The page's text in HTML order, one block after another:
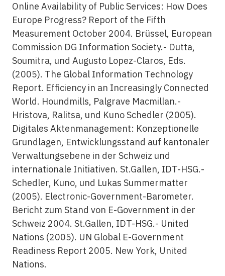
Online Availability of Public Services: How Does
Europe Progress? Report of the Fifth
Measurement October 2004. Brüssel, European
Commission DG Information Society.- Dutta,
Soumitra, und Augusto Lopez-Claros, Eds.
(2005). The Global Information Technology
Report. Efficiency in an Increasingly Connected
World. Houndmills, Palgrave Macmillan.-
Hristova, Ralitsa, und Kuno Schedler (2005).
Digitales Aktenmanagement: Konzeptionelle
Grundlagen, Entwicklungsstand auf kantonaler
Verwaltungsebene in der Schweiz und
internationale Initiativen. St.Gallen, IDT-HSG.-
Schedler, Kuno, und Lukas Summermatter
(2005). Electronic-Government-Barometer.
Bericht zum Stand von E-Government in der
Schweiz 2004. St.Gallen, IDT-HSG.- United
Nations (2005). UN Global E-Government
Readiness Report 2005. New York, United
Nations.